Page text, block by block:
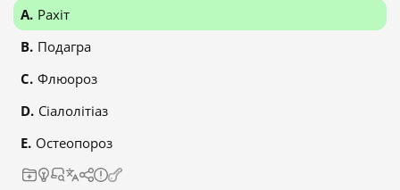
Рахіт
Подагра
Флюороз
Cіалолітіаз
Остеопороз